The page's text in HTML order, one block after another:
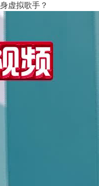
虚拟歌手？